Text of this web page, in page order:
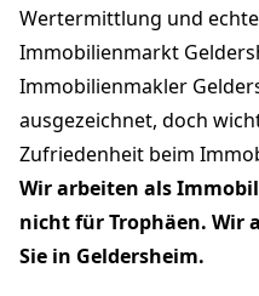
Wertermittlung und
Immobilienmarkt
Immobilienmakler
ausgezeichnet, doch
Zufriedenheit beim
Wir arbeiten als
nicht für Trophäen. Wir
Sie in Geldersheim.